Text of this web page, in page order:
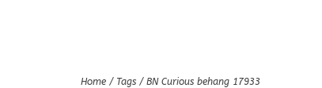
Home / Tags / BN Curious behang 17933